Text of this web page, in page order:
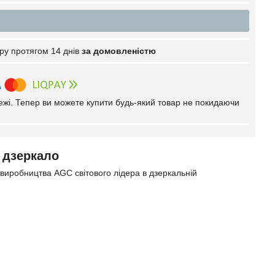
протягом 14 днів за домовленістю
Тепер ви можете купити будь-який товар не покидаючи
дзеркало
AGC світового лідера в дзеркальній